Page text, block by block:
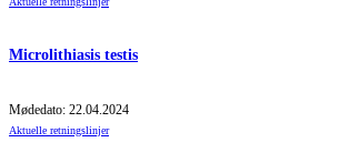
Microlithiasis testis
Mødedato: 22.04.2024
Aktuelle retningslinjer